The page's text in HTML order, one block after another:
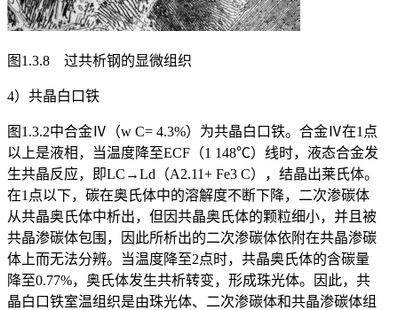
图1.3.8 过共析钢的显微组织
4）共晶白口铁
图1.3.2中合金Ⅳ（w C= 4.3%）为共晶白口铁。合金Ⅳ在1点
以上是液相，当温度降至ECF（1 148℃）线时，液态合金发
生共晶反应，即LC →Ld （A2.11+ Fe3 C），结晶出莱氏体。
在1点以下，碳在奥氏体中的溶解度不断下降，二次渗碳体
从共晶奥氏体中析出，但因共晶奥氏体的颗粒细小，并且被
共晶渗碳体包围，因此所析出的二次渗碳体依附在共晶渗碳
体上而无法分辨。当温度降至2点时，共晶奥氏体的含碳量
降至0.77%，奥氏体发生共析转变，形成珠光体。因此，共
晶白口铁室温组织是由珠光体、二次渗碳体和共晶渗碳体组